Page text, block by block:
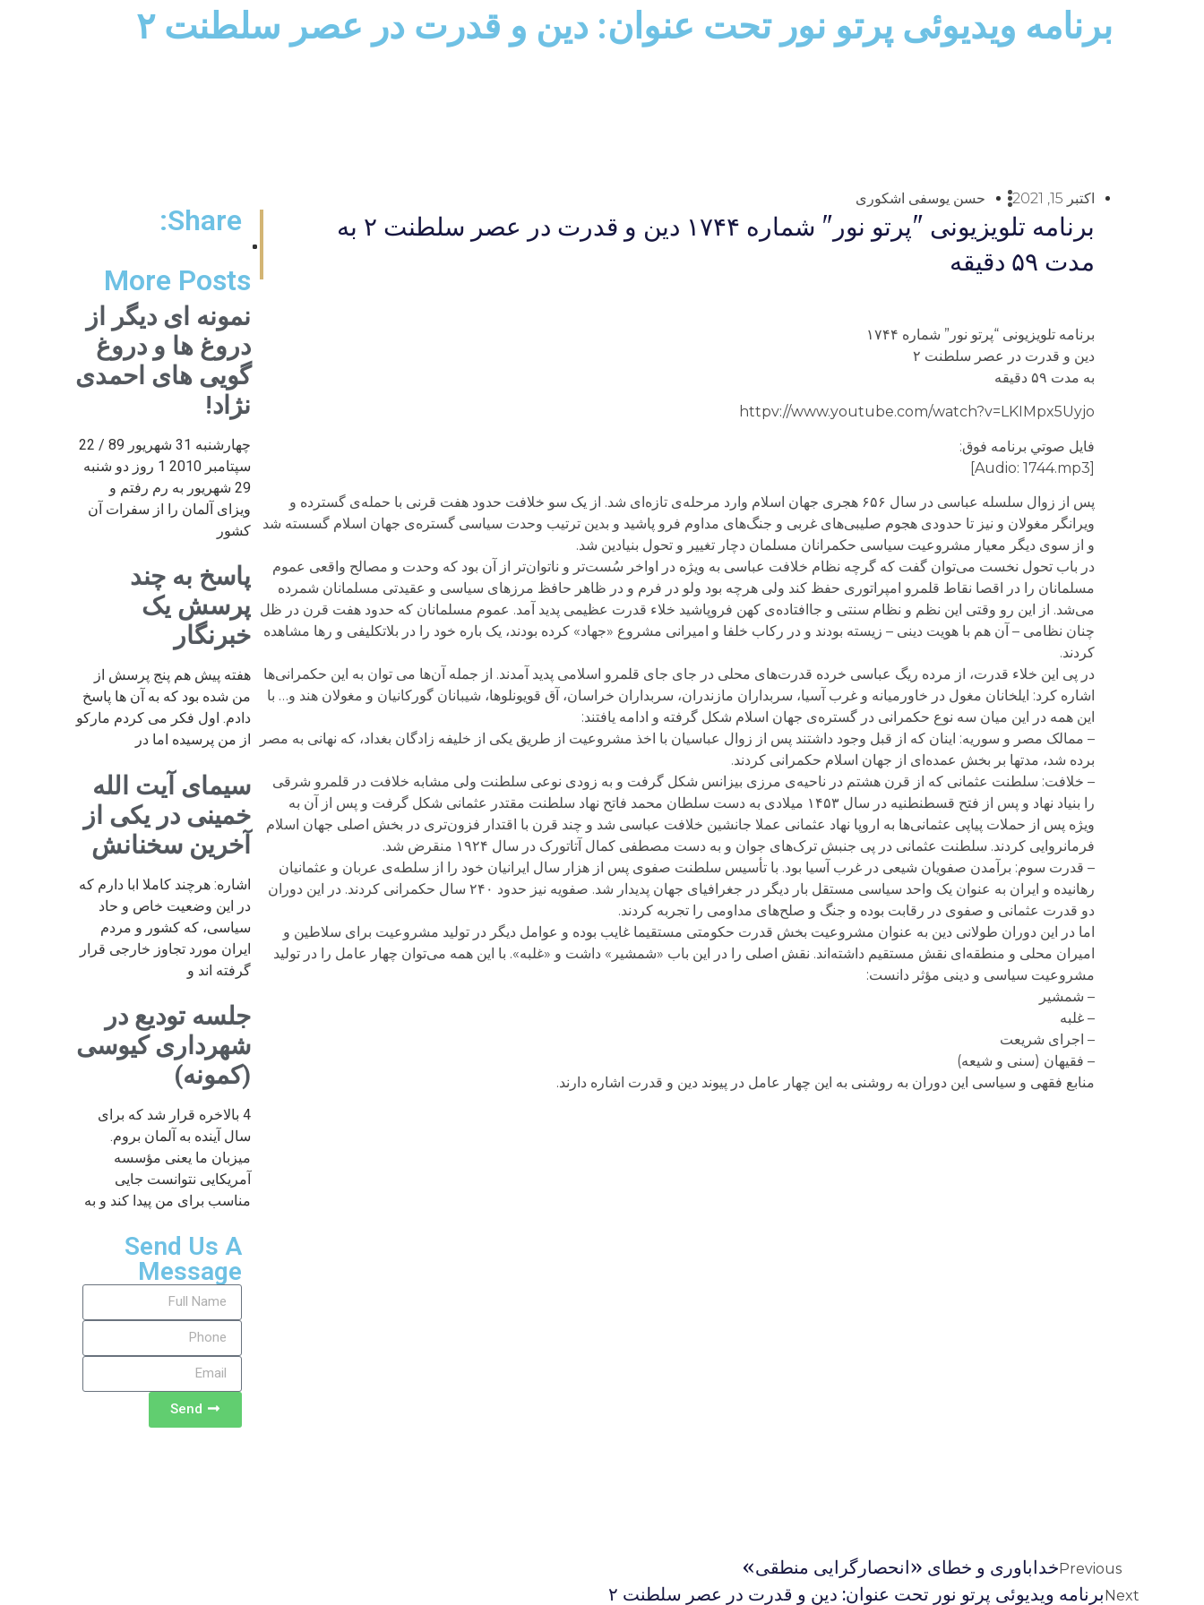
برنامه ویدیوئى پرتو نور تحت عنوان: دين و قدرت در عصر سلطنت ۲
اکتبر 15, 2021 حسن یوسفی اشکوری
برنامه تلويزيونى "پرتو نور" شماره ۱۷۴۴ دين و قدرت در عصر سلطنت ۲ به
مدت ۵۹ دقيقه
برنامه تلويزيونى “پرتو نور” شماره ۱۷۴۴
دين و قدرت در عصر سلطنت ۲
به مدت ۵۹ دقيقه
httpv://www.youtube.com/watch?v=LKIMpx5Uyjo
فايل صوتي برنامه فوق:
[Audio: 1744.mp3]
پس از زوال سلسله عباسی در سال ۶۵۶ هجری جهان اسلام وارد مرحله‌ی تازه‌ای شد. از یک سو خلافت حدود هفت قرنی با حمله‌ی گسترده و
ویرانگر مغولان و نیز تا حدودی هجوم صلیبی‌های غربی و جنگ‌های مداوم فرو پاشید و بدین ترتیب وحدت سیاسی گستره‌ی جهان اسلام گسسته شد
و از سوی دیگر معیار مشروعیت سیاسی حکمرانان مسلمان دچار تغییر و تحول بنیادین شد.
در باب تحول نخست می‌توان گفت که گرچه نظام خلافت عباسی به ویژه در اواخر سُست‌تر و ناتوان‌تر از آن بود که وحدت و مصالح واقعی عموم
مسلمانان را در اقصا نقاط قلمرو امپراتوری حفظ کند ولی هرچه بود ولو در فرم و در ظاهر حافظ مرزهای سیاسی و عقیدتی مسلمانان شمرده
می‌شد. از این رو وقتی این نظم و نظام سنتی و جاافتاده‌ى کهن فروپاشید خلاء قدرت عظیمی پدید آمد. عموم مسلمانان که حدود هفت قرن در ظل
چنان نظامی – آن هم با هویت دینی – زیسته بودند و در رکاب خلفا و امیرانی مشروع «جهاد» کرده بودند، یک باره خود را در بلاتکلیفی و رها مشاهده
کردند.
در پی این خلاء قدرت، از مرده ریگ عباسی خرده قدرت‌های محلی در جای جای قلمرو اسلامی پدید آمدند. از جمله آن‌ها می توان به این حکمرانی‌ها
اشاره کرد: ایلخانان مغول در خاورمیانه و غرب آسیا، سربداران مازندران، سربداران خراسان، آق قویونلوها، شیبانان گورکانیان و مغولان هند و… با
این همه در این میان سه نوع حکمرانی در گستره‌ی جهان اسلام شکل گرفته و ادامه یافتند:
– ممالک مصر و سوریه: اینان که از قبل وجود داشتند پس از زوال عباسیان با اخذ مشروعیت از طریق یکی از خلیفه زادگان بغداد، که نهانی به مصر
برده شد، مدتها بر بخش عمده‌ای از جهان اسلام حکمرانی کردند.
– خلافت: سلطنت عثمانی که از قرن هشتم در ناحیه‌ی مرزی بیزانس شکل گرفت و به زودی نوعی سلطنت ولی مشابه خلافت در قلمرو شرقی
را بنیاد نهاد و پس از فتح قسطنطنیه در سال ۱۴۵۳ میلادی به دست سلطان محمد فاتح نهاد سلطنت مقتدر عثمانی شکل گرفت و پس از آن به
ویژه پس از حملات پیاپی عثمانی‌ها به اروپا نهاد عثمانی عملا جانشین خلافت عباسی شد و چند قرن با اقتدار فزون‌تری در بخش اصلی جهان اسلام
فرمانروایی کردند. سلطنت عثمانی در پی جنبش ترک‌های جوان و به دست مصطفی کمال آتاتورک در سال ۱۹۲۴ منقرض شد.
– قدرت سوم: برآمدن صفویان شیعی در غرب آسیا بود. با تأسیس سلطنت صفوی پس از هزار سال ایرانیان خود را از سلطه‌ی عربان و عثمانیان
رهانیده و ایران به عنوان یک واحد سیاسی مستقل بار دیگر در جغرافیای جهان پدیدار شد. صفویه نیز حدود ۲۴۰ سال حکمرانی کردند. در این دوران
دو قدرت عثمانی و صفوی در رقابت بوده و جنگ و صلح‌های مداومی را تجربه کردند.
اما در این دوران طولانی دین به عنوان مشروعیت بخش قدرت حکومتی مستقیما غایب بوده و عوامل دیگر در تولید مشروعیت برای سلاطین و
امیران محلی و منطقه‌ای نقش مستقیم داشته‌اند. نقش اصلی را در این باب «شمشیر» داشت و «غلبه». با این همه می‌توان چهار عامل را در تولید
مشروعیت سیاسی و دینی مؤثر دانست:
– شمشیر
– غلبه
– اجرای شریعت
– فقیهان (سنی و شیعه)
منابع فقهی و سیاسی این دوران به روشنی به این چهار عامل در پیوند دین و قدرت اشاره دارند.
Share:
More Posts
نمونه ای دیگر از
دروغ ها و دروغ
گویی های احمدی
نژاد!
چهارشنبه 31 شهریور 89 / 22
سپتامبر 2010 1 روز دو شنبه
29 شهریور به رم رفتم و
ویزای آلمان را از سفرات آن
کشور
پاسخ به چند
پرسش یک
خبرنگار
هفته پیش هم پنج پرسش از
من شده بود که به آن ها پاسخ
دادم. اول فکر می کردم مارکو
از من پرسیده اما در
سیمای آیت الله
خمینی در یکی از
آخرین سخنانش
اشاره: هرچند کاملا ابا دارم که
در این وضعیت خاص و حاد
سیاسی، که کشور و مردم
ایران مورد تجاوز خارجی قرار
گرفته اند و
جلسه تودیع در
شهرداری کیوسی
(کمونه)
4 بالاخره قرار شد که برای
سال آینده به آلمان بروم.
میزبان ما یعنی مؤسسه
آمریکایی نتوانست جایی
مناسب برای من پیدا کند و به
Send Us A
Message
Send
Previousخداباوری و خطای «انحصارگرایی منطقی»
Nextبرنامه ویدیوئى پرتو نور تحت عنوان: دين و قدرت در عصر سلطنت ۲